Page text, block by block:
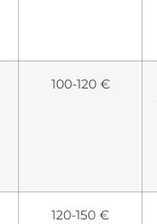
100-120 €
120-150 €